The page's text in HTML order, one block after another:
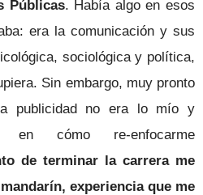
Públicas. Había algo en esos
era la comunicación y sus
sociológica y política,
Sin embargo, muy pronto
publicidad no era lo mío y
cómo re-enfocarme
de terminar la carrera me
experiencia que me